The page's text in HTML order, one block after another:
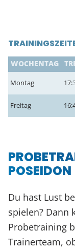
WOCHENTAG
Montag
Freitag
POSEIDON
Du hast Lust
spielen? Dann
Probetraining
Trainerteam,